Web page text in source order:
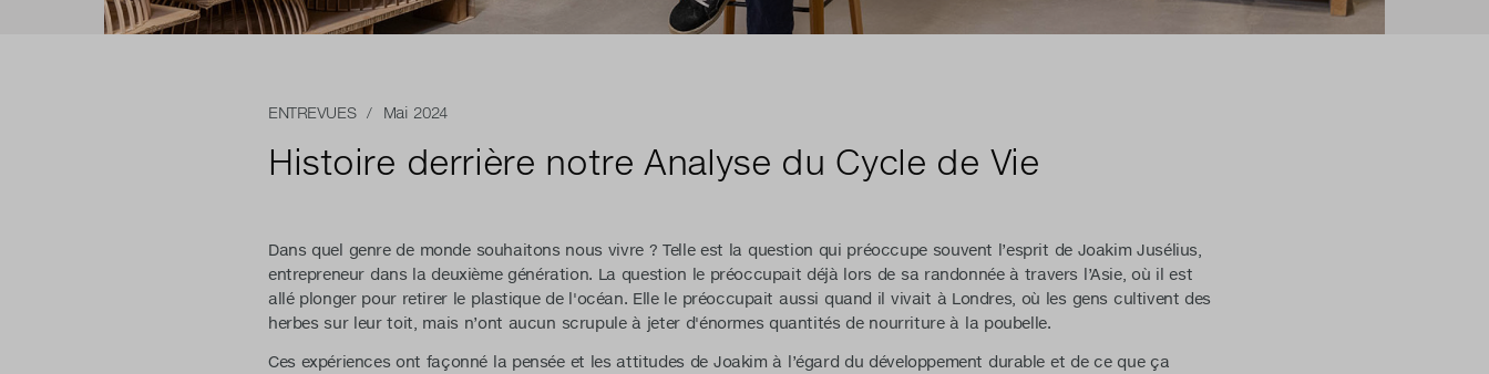
ENTREVUES/ Mai 2024
Histoire derrière notre Analyse du Cycle de Vie
Dans quel genre de monde souhaitons nous vivre ? Telle est la question qui préoccupe souvent l’esprit de Joakim Jusélius,
entrepreneur dans la deuxième génération. La question le préoccupait déjà lors de sa randonnée à travers l’Asie, où il est
allé plonger pour retirer le plastique de l'océan. Elle le préoccupait aussi quand il vivait à Londres, où les gens cultivent des
herbes sur leur toit, mais n’ont aucun scrupule à jeter d'énormes quantités de nourriture à la poubelle.
Ces expériences ont façonné la pensée et les attitudes de Joakim à l’égard du développement durable et de ce que ça